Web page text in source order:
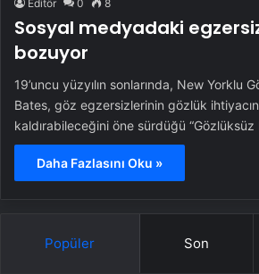
Editör 0 8
Sosyal medyadaki
bozuyor
19’uncu yüzyılın sonlarında, New Yorklu
Bates, göz egzersizlerinin gözlük
kaldırabileceğini öne sürdüğü
Daha Fazlasını Oku »
Popüler Son